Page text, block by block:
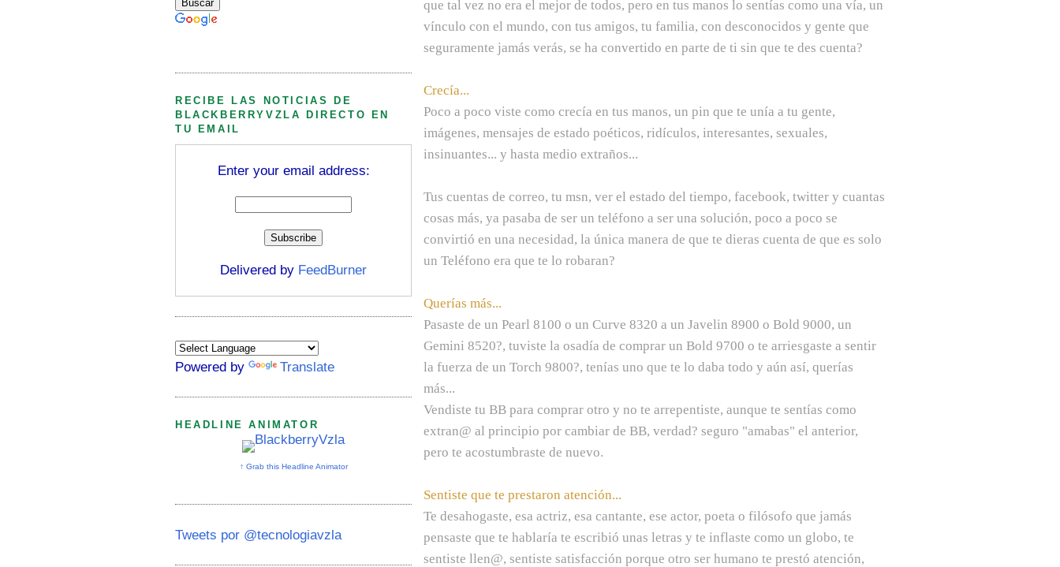
que tal vez no era el mejor de todos, pero en tus manos lo sentías como una vía, un
vínculo con el mundo, con tus amigos, tu familia, con desconocidos y gente que
seguramente jamás verás, se ha convertido en parte de ti sin que te des cuenta?
Crecía...
Poco a poco viste como crecía en tus manos, un pin que te unía a tu gente,
imágenes, mensajes de estado poéticos, ridículos, interesantes, sexuales,
insinuantes... y hasta medio extraños...
Tus cuentas de correo, tu msn, ver el estado del tiempo, facebook, twitter y cuantas
cosas más, ya pasaba de ser un teléfono a ser una solución, poco a poco se
convirtió en una necesidad, la única manera de que te dieras cuenta de que es solo
un Teléfono era que te lo robaran?
Querías más...
Pasaste de un Pearl 8100 o un Curve 8320 a un Javelin 8900 o Bold 9000, un
Gemini 8520?, tuviste la osadía de comprar un Bold 9700 o te arriesgaste a sentir
la fuerza de un Torch 9800?, tenías uno que te lo daba todo y aún así, querías
más...
Vendiste tu BB para comprar otro y no te arrepentiste, aunque te sentías como
extran@ al principio por cambiar de BB, verdad? seguro "amabas" el anterior,
pero te acostumbraste de nuevo.
Sentiste que te prestaron atención...
Te desahogaste, esa actriz, esa cantante, ese actor, poeta o filósofo que jamás
pensaste que te hablaría te escribió unas letras y te inflaste como un globo, te
sentiste llen@, sentiste satisfacción porque otro ser humano te prestó atención,
RECIBE LAS NOTICIAS DE
BLACKBERRYVZLA DIRECTO EN
TU EMAIL
Enter your email address:
Delivered by FeedBurner
Powered by Translate
HEADLINE ANIMATOR
↑ Grab this Headline Animator
Tweets por @tecnologiavzla